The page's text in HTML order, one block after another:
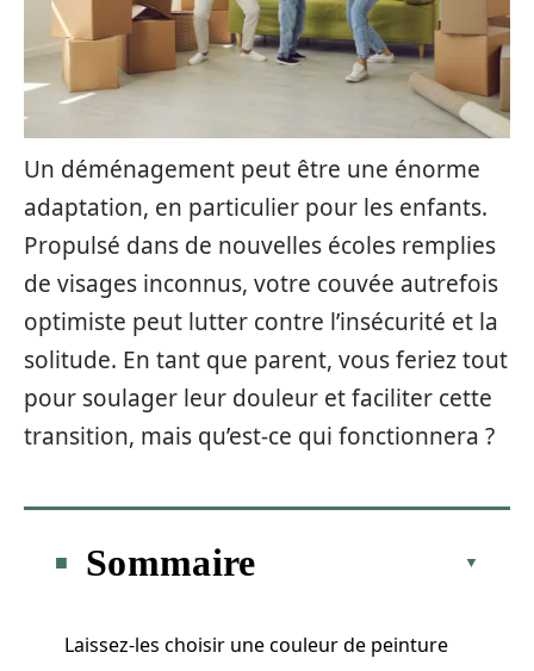
Un déménagement peut être une énorme
adaptation, en particulier pour les enfants.
Propulsé dans de nouvelles écoles remplies
de visages inconnus, votre couvée autrefois
optimiste peut lutter contre l’insécurité et la
solitude. En tant que parent, vous feriez tout
pour soulager leur douleur et faciliter cette
transition, mais qu’est-ce qui fonctionnera ?
Sommaire
Laissez-les choisir une couleur de peinture